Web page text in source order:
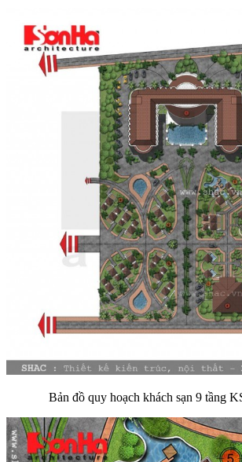
Bản đồ quy hoạch khách sạn 9 tầng